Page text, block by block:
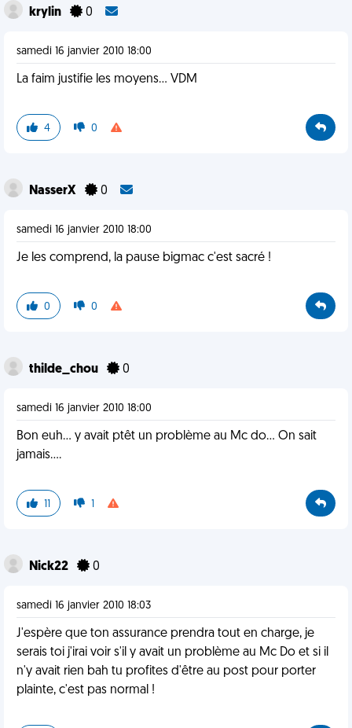
krylin 0
samedi 16 janvier 2010 18:00
La faim justifie les moyens... VDM
4 0
NasserX 0
samedi 16 janvier 2010 18:00
Je les comprend, la pause bigmac c'est sacré !
0 0
thilde_chou 0
samedi 16 janvier 2010 18:00
Bon euh... y avait ptêt un problème au Mc do... On sait
jamais....
11 1
Nick22 0
samedi 16 janvier 2010 18:03
J'espère que ton assurance prendra tout en charge, je
serais toi j'irai voir s'il y avait un problème au Mc Do et si il
n'y avait rien bah tu profites d'être au post pour porter
plainte, c'est pas normal !